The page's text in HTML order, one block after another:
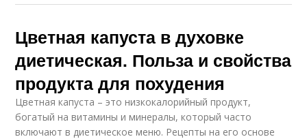
Цветная капуста в духовке
диетическая. Польза и свойства
продукта для похудения
Цветная капуста – это низкокалорийный продукт,
богатый на витамины и минералы, который часто
включают в диетическое меню. Рецепты на его основе